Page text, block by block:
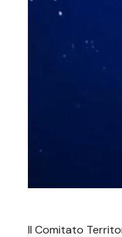
Il Comitato